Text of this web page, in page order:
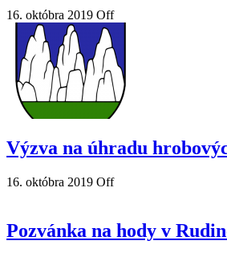
16. októbra 2019 Off
Výzva na úhradu
16. októbra 2019 Off
Pozvánka na hody v